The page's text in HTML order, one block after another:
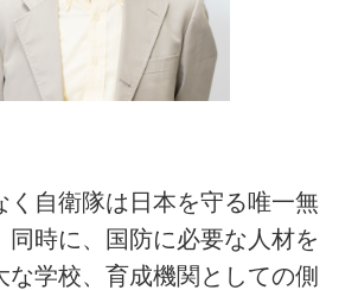
自衛隊は日本を守る唯一無
同時に、国防に必要な人材を
な学校、育成機関としての側